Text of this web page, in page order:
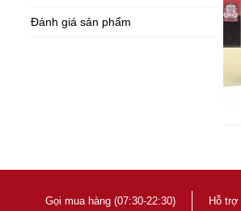
Đánh giá sản phẩm
Gọi mua hàng (07:30-22:30) Hỗ